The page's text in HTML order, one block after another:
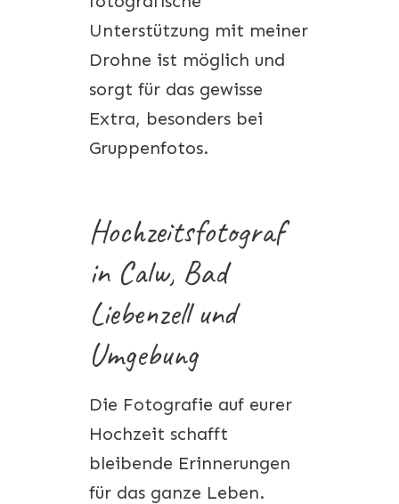
Unterstützung mit meiner
Drohne ist möglich und
sorgt für das gewisse
Extra, besonders bei
Gruppenfotos.
Hochzeitsfotograf
in Calw, Bad
Liebenzell und
Umgebung
Die Fotografie auf eurer
Hochzeit schafft
bleibende Erinnerungen
für das ganze Leben.